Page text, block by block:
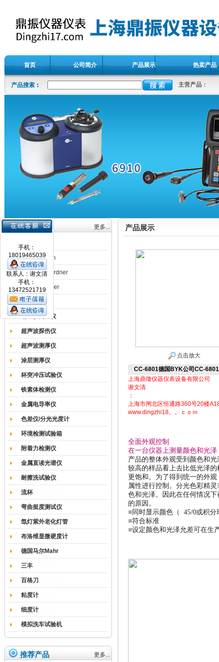
首页 公司简介 产品展示 热卖产品
产品搜索 ： 主营产品：
手机：
18019465039
联系人：谢文清
手机：
13472521719
产品目录 更多...
涂膜机
德国Erichsen
德国BYK-Gardner
英国Elcometer
耐磨试验机
色差仪光泽仪
超声波探伤仪
超声波测厚仪
涂层测厚仪
杯突冲压试验仪
铁素体检测仪
金属电导率仪
色差仪/分光光度计
环境检测试验箱
附着力检测仪
金属直读光谱仪
耐擦洗试验仪
流杯
弯曲挺度测试仪
氙灯紫外老化灯管
布洛维显微硬度计
德国马尔Mahr
三丰
百格刀
粘度计
细度计
模拟洗车试验机
推荐产品 更多...
产品展示
点击放大
CC-6801德国BYK公司CC-
上海鼎徵仪器仪表设备有限公司
谢文清
：
上海市闸北区恒通路360号20楼
www.dingzhi18。。ｃｏｍ
全面外观控制
在一台仪器上测量颜色和光泽
产品的整体外观受到颜色和
较高的样品看上去比低光泽
更饱和。为了得到统一的外
属性进行控制。分光色彩精
色和光泽。因此在任何情况
的原因。
■同时显示颜色（ 45/0或积分
■符合标准
■设定颜色和光泽允差可在